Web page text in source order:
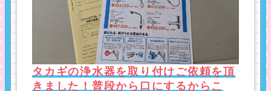
タカギの浄水器を取り付けご依頼を頂
きました！普段から口にするからこ